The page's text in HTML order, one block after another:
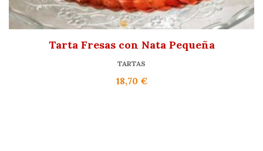
Tarta Fresas con Nata Pequeña
TARTAS
18,70 €